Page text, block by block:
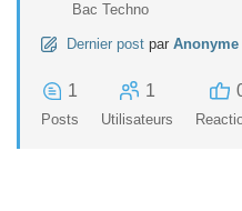
Bac Techno
Dernier post par Anonyme
1
Posts
1
Utilisateurs